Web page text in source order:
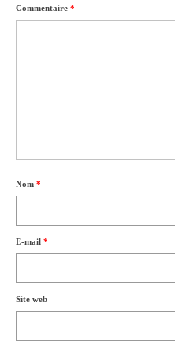
Commentaire *
Nom *
E-mail *
Site web